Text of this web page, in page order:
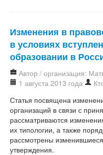
Изменения в
в условиях
образовании в
Автор / организация:
1 августа 2013 года
Статья посвящена
организаций в связи с
рассматриваются
их типологии, а также
рассмотрены
утверждения.